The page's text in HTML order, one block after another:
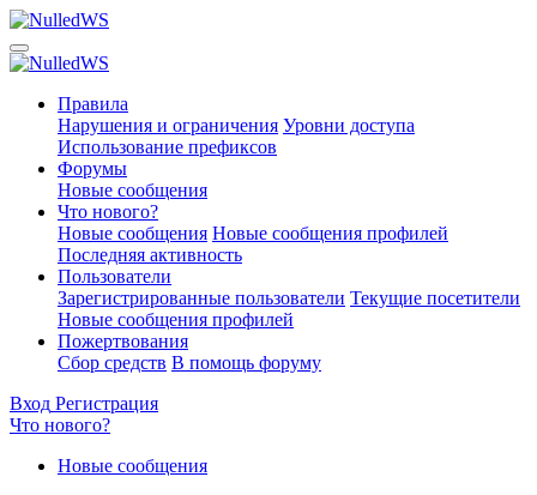
Правила
Нарушения и ограничения Уровни доступа
Использование префиксов
Форумы
Новые сообщения
Что нового?
Новые сообщения Новые сообщения профилей
Последняя активность
Пользователи
Зарегистрированные пользователи Текущие посетители
Новые сообщения профилей
Пожертвования
Сбор средств В помощь форуму
Вход Регистрация
Что нового?
Новые сообщения